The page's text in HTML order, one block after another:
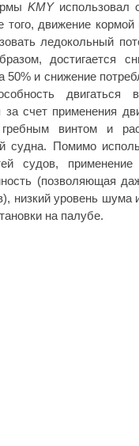
KMYиспользовал
движение кормой
ледокольный
достигается
50% и снижение
двигаться
за счет применения
винтом и
судна. Помимо
судов,
(позволяющая
низкий уровень
на палубе.